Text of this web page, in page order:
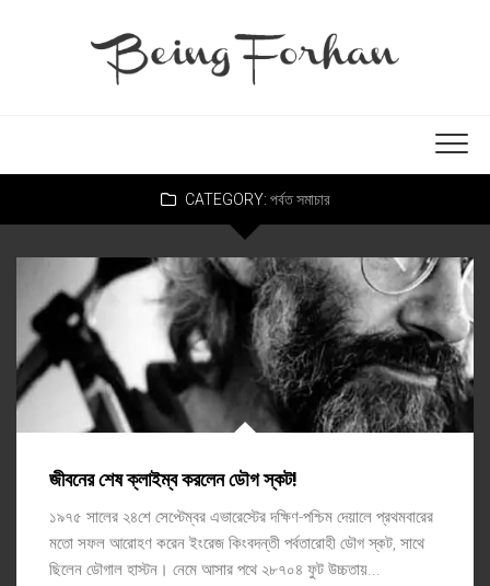
CATEGORY: পর্বত সমাচার
জীবনের শেষ ক্লাইম্ব করলেন ডৌগ স্কট!
১৯৭৫ সালের ২৪শে সেপ্টেম্বর এভারেস্টের দক্ষিণ-পশ্চিম দেয়ালে প্রথমবারের
মতো সফল আরোহণ করেন ইংরেজ কিংবদন্তী পর্বতারোহী ডৌগ স্কট, সাথে
ছিলেন ডৌগাল হাস্টন। নেমে আসার পথে ২৮৭০৪ ফুট উচ্চতায়...